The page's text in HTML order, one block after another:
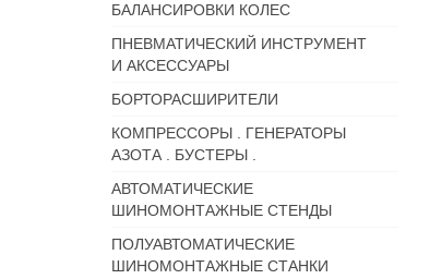
БАЛАНСИРОВКИ КОЛЕС
ПНЕВМАТИЧЕСКИЙ ИНСТРУМЕНТ
И АКСЕССУАРЫ
БОРТОРАСШИРИТЕЛИ
КОМПРЕССОРЫ . ГЕНЕРАТОРЫ
АЗОТА . БУСТЕРЫ .
АВТОМАТИЧЕСКИЕ
ШИНОМОНТАЖНЫЕ СТЕНДЫ
ПОЛУАВТОМАТИЧЕСКИЕ
ШИНОМОНТАЖНЫЕ СТАНКИ